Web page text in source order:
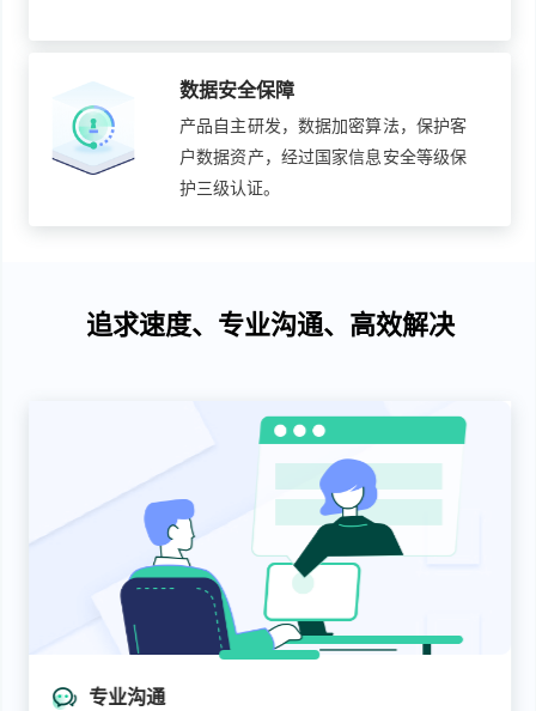
数据安全保障
产品自主研发，数据加密算法，保护客
户数据资产，经过国家信息安全等级保
护三级认证。
追求速度、专业沟通、高效解决
专业沟通